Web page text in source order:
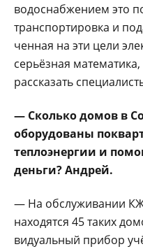
водоснабжени­ем это
транспортировка и
ченная на эти цели
серьёзная
рассказать
— Сколько домов в
оборудованы
теплоэнергии и
деньги? Андрей.
— На обслуживании
находятся 45 таких
видуальный прибор